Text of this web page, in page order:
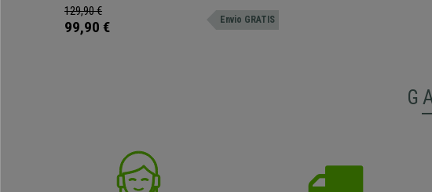
gran resistencia y está fabricada con materiales de
alta calidad.
129,90 €
99,90 € Envio GRATIS